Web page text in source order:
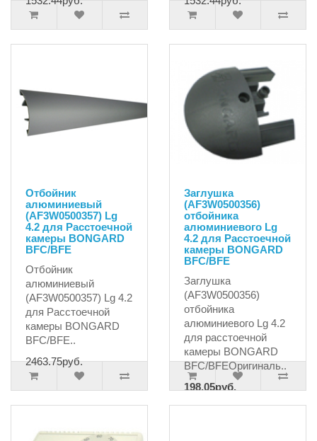
Отбойник
алюминиевый
(AF3W0500357) Lg
4.2 для Расстоечной
камеры BONGARD
BFC/BFE
Отбойник
алюминиевый
(AF3W0500357) Lg 4.2
для Расстоечной
камеры BONGARD
BFC/BFE..
2463.75руб.
Заглушка
(AF3W0500356)
отбойника
алюминиевого Lg
4.2 для Расстоечной
камеры BONGARD
BFC/BFE
Заглушка
(AF3W0500356)
отбойника
алюминиевого Lg 4.2
для расстоечной
камеры BONGARD
BFC/BFEОригиналь..
198.05руб.